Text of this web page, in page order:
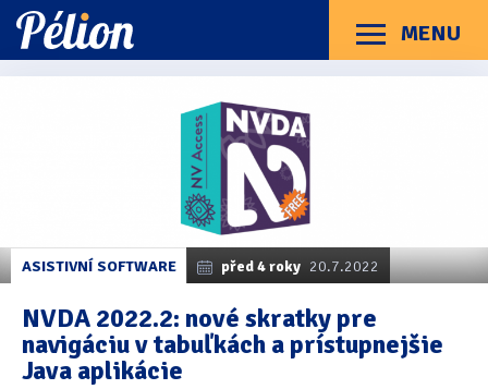
Přejít
na
štítky
Přejít
na
kategorie
Přejít
na
obsah
MENU
Menu
Braillské řádky(31)
Lupy (8)
Mobilní zařízení(85)
ASISTIVNÍ SOFTWARE před 4 roky 20.7.2022
NVDA 2022.2: nové skratky pre
navigáciu v tabuľkách a prístupnejšie
Java aplikácie